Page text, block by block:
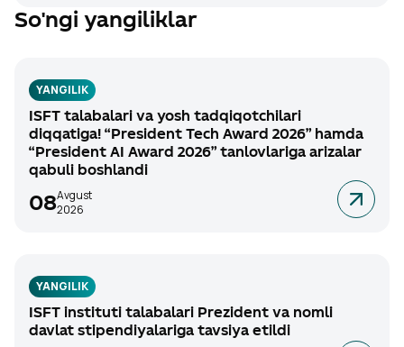
So'ngi yangiliklar
YANGILIK
ISFT talabalari va yosh tadqiqotchilari
diqqatiga! “President Tech Award 2026” hamda
“President AI Award 2026” tanlovlariga arizalar
qabuli boshlandi
08Avgust
2026
YANGILIK
ISFT instituti talabalari Prezident va nomli
davlat stipendiyalariga tavsiya etildi